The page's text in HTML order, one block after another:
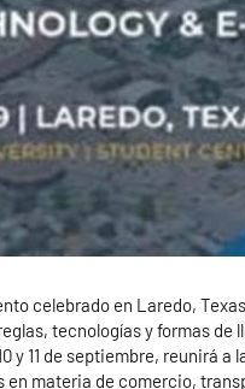
celebrado en Laredo,
tecnologías y formas de
y 11 de septiembre, reunirá
materia de comercio,